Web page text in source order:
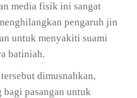
media fisik ini sangat
pengaruh jin
untuk menyakiti suami
batiniah.
dimusnahkan,
bagi pasangan untuk